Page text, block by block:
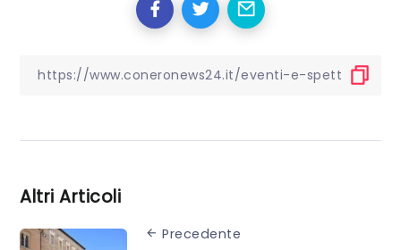
Altri Articoli
Precedente